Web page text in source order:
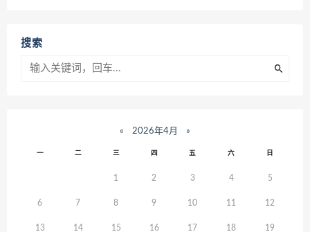
搜索
« 2026年4月 »
一 二 三 四 五 六 日
1 2 3 4 5
6 7 8 9 10 11 12
13 14 15 16 17 18 19